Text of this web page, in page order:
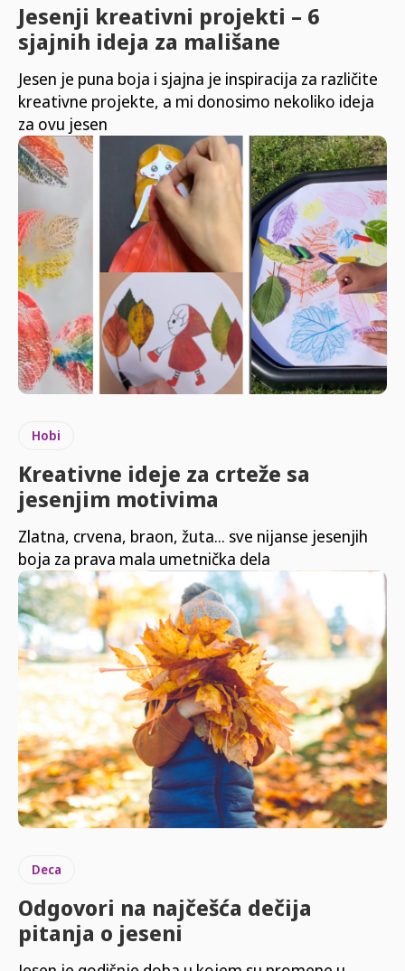
Jesenji kreativni projekti – 6
sjajnih ideja za mališane
Jesen je puna boja i sjajna je inspiracija za različite
kreativne projekte, a mi donosimo nekoliko ideja
za ovu jesen
Hobi
Kreativne ideje za crteže sa
jesenjim motivima
Zlatna, crvena, braon, žuta... sve nijanse jesenjih
boja za prava mala umetnička dela
Deca
Odgovori na najčešća dečija
pitanja o jeseni